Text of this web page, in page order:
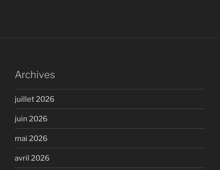
Archives
juillet 2026
juin 2026
mai 2026
avril 2026